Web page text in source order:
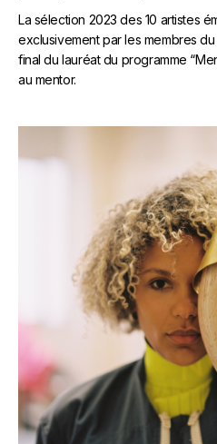
La sélection 2023 des 10 artistes
exclusivement par les membres
final du lauréat du programme
au mentor.